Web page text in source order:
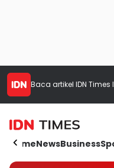
Baca artikel IDN Times
HomeNewsBusiness